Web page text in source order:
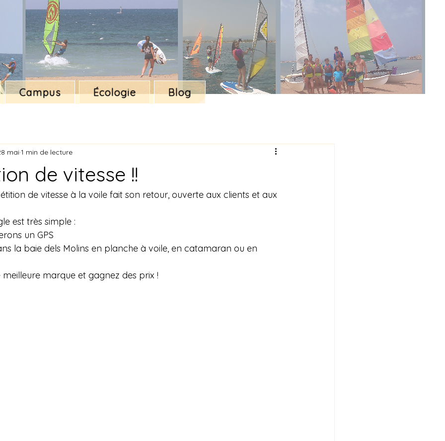
Campus Écologie Blog
de vitesse !!
mai 1 min de lecture
de vitesse à la voile fait son retour, ouverte aux clients et aux
est très simple :
un GPS
la baie dels Molins en planche à voile, en catamaran ou en
marque et gagnez des prix !